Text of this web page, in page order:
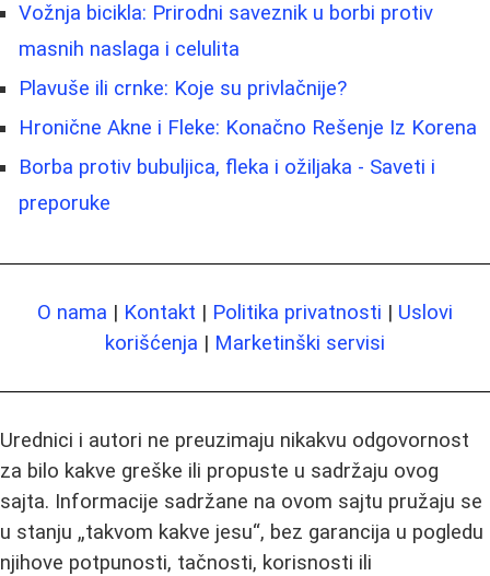
Vožnja bicikla: Prirodni saveznik u borbi protiv
masnih naslaga i celulita
Plavuše ili crnke: Koje su privlačnije?
Hronične Akne i Fleke: Konačno Rešenje Iz Korena
Borba protiv bubuljica, fleka i ožiljaka - Saveti i
preporuke
O nama | Kontakt | Politika privatnosti | Uslovi
korišćenja | Marketinški servisi
Urednici i autori ne preuzimaju nikakvu odgovornost
za bilo kakve greške ili propuste u sadržaju ovog
sajta. Informacije sadržane na ovom sajtu pružaju se
u stanju „takvom kakve jesu“, bez garancija u pogledu
njihove potpunosti, tačnosti, korisnosti ili